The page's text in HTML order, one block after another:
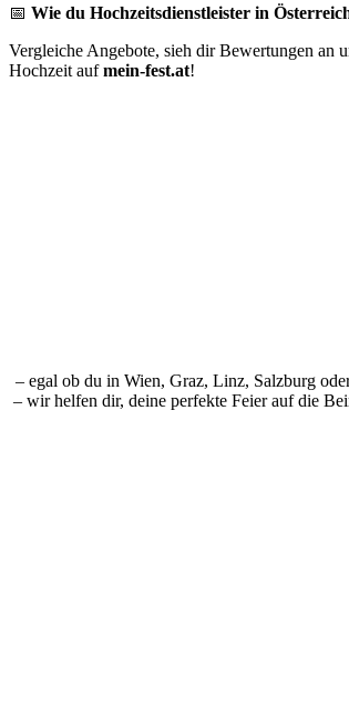
📅 Wie du Hochzeitsdienstleister in
Vergleiche Angebote, sieh dir Bewertungen an
Hochzeit aufmein-fest.at!
– egal ob du in Wien, Graz, Linz, Salzburg
– wir helfen dir, deine perfekte Feier auf die